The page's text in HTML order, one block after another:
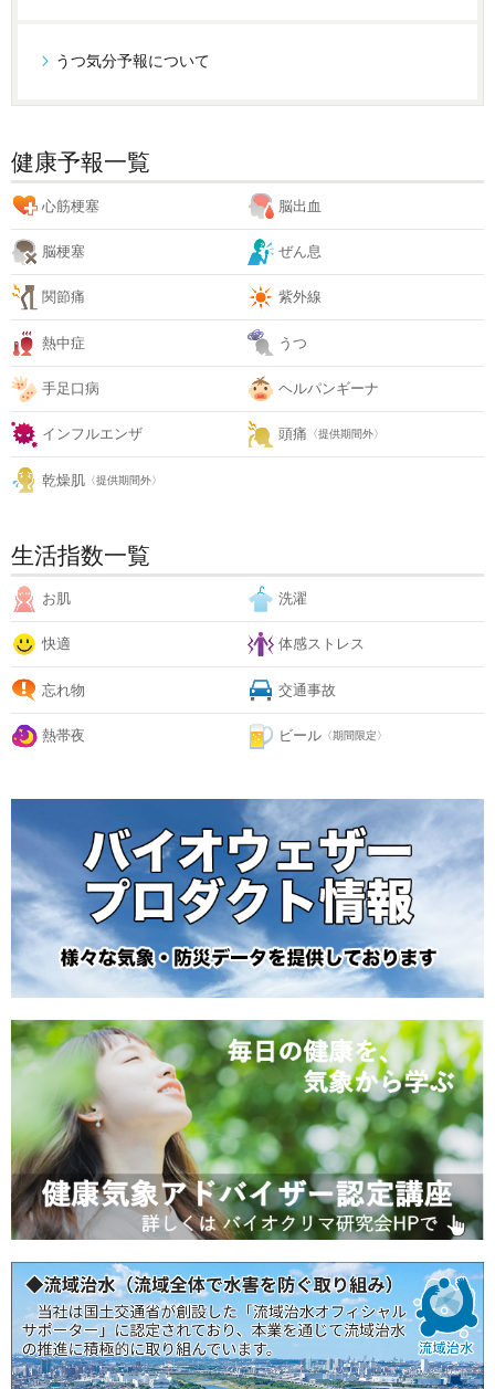
うつ気分予報について
健康予報一覧
心筋梗塞 脳出血
脳梗塞 ぜん息
関節痛 紫外線
熱中症 うつ
手足口病 ヘルパンギーナ
インフルエンザ 頭痛 〈提供期間外〉
乾燥肌 〈提供期間外〉
生活指数一覧
お肌 洗濯
快適 体感ストレス
忘れ物 交通事故
熱帯夜 ビール 〈期間限定〉